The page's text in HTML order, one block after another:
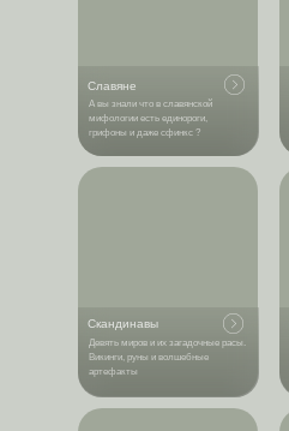
Славяне
А вы знали что в славянской
мифологии есть единороги,
грифоны и даже сфинкс ?
Скандинавы
Девять миров и их загадочные расы.
Викинги, руны и волшебные
артефакты